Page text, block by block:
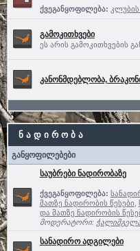
ქვეგანყოფილება: კლუბის
გამოკითხვები
ეს არის გამოკითხვების
კანონმდებლობა,
ნ ა დ ი რ ო ბ ა
განყოფილებები
საუბრები ნადირობაზე
ქვეგანყოფილება:
მათზე ნადირობის წესები
და მათზე ნადირობის
მოდერატორი:
სანადირო ადგილები